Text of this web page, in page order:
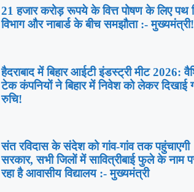
21 हजार करोड़ रूपये के वित्त पोषण के लिए पथ
विभाग और नाबार्ड के बीच समझौता :- मुख्यमंत्री!
हैदराबाद में बिहार आईटी इंडस्ट्री मीट 2026:
टेक कंपनियों ने बिहार में निवेश को लेकर दिखाई
रुचि!
संत रविदास के संदेश को गांव-गांव तक पहुंचाएगी
सरकार, सभी जिलों में सावित्रीबाई फुले के नाम
रहा है आवासीय विद्यालय :- मुख्यमंत्री